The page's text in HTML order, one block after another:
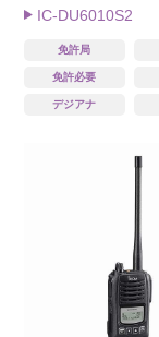
IC-DU6010S2
免許局
免許必要
デジアナ